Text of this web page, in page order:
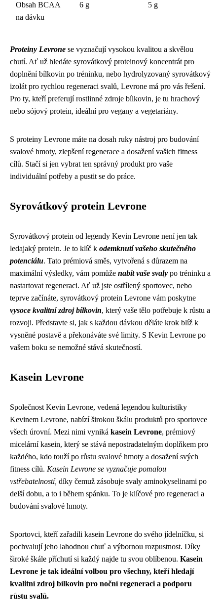
Obsah BCAA
na dávku
6 g 5 g
Proteiny Levrone se vyznačují vysokou kvalitou a skvělou
chutí. Ať už hledáte syrovátkový proteinový koncentrát pro
doplnění bílkovin po tréninku, nebo hydrolyzovaný syrovátkový
izolát pro rychlou regeneraci svalů, Levrone má pro vás řešení.
Pro ty, kteří preferují rostlinné zdroje bílkovin, je tu hrachový
nebo sójový protein, ideální pro vegany a vegetariány.
S proteiny Levrone máte na dosah ruky nástroj pro budování
svalové hmoty, zlepšení regenerace a dosažení vašich fitness
cílů. Stačí si jen vybrat ten správný produkt pro vaše
individuální potřeby a pustit se do práce.
Syrovátkový protein Levrone
Syrovátkový protein od legendy Kevin Levrone není jen tak
ledajaký protein. Je to klíč k odemknutí vašeho skutečného
potenciálu. Tato prémiová směs, vytvořená s důrazem na
maximální výsledky, vám pomůže nabít vaše svaly po tréninku a
nastartovat regeneraci. Ať už jste ostřílený sportovec, nebo
teprve začínáte, syrovátkový protein Levrone vám poskytne
vysoce kvalitní zdroj bílkovin, který vaše tělo potřebuje k růstu a
rozvoji. Představte si, jak s každou dávkou děláte krok blíž k
vysněné postavě a překonáváte své limity. S Kevin Levrone po
vašem boku se nemožné stává skutečností.
Kasein Levrone
Společnost Kevin Levrone, vedená legendou kulturistiky
Kevinem Levrone, nabízí širokou škálu produktů pro sportovce
všech úrovní. Mezi nimi vyniká kasein Levrone, prémiový
micelární kasein, který se stává nepostradatelným doplňkem pro
každého, kdo touží po růstu svalové hmoty a dosažení svých
fitness cílů. Kasein Levrone se vyznačuje pomalou
vstřebatelností, díky čemuž zásobuje svaly aminokyselinami po
delší dobu, a to i během spánku. To je klíčové pro regeneraci a
budování svalové hmoty.
Sportovci, kteří zařadili kasein Levrone do svého jídelníčku, si
pochvalují jeho lahodnou chuť a výbornou rozpustnost. Díky
široké škále příchutí si každý najde tu svou oblíbenou. Kasein
Levrone je tak ideální volbou pro všechny, kteří hledají
kvalitní zdroj bílkovin pro noční regeneraci a podporu
růstu svalů.